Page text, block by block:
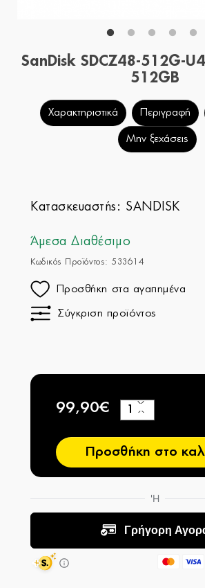
SanDisk SDCZ48-512G-
512GB
Χαρακτηριστικά Περιγραφή
Μην ξεχάσεις
Κατασκευαστής: SANDISK
Άμεσα Διαθέσιμο
Κωδικός Προϊόντος: 533614
Προσθήκη στα αγαπημένα
Σύγκριση προϊόντος
99,90€
−
+
Προσθήκη στο